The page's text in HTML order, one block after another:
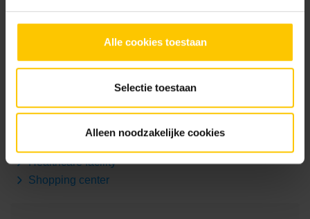
Alle cookies toestaan
Selectie toestaan
Alleen noodzakelijke cookies
Busstop
Office building
Educational institution
Healthcare facility
Shopping center